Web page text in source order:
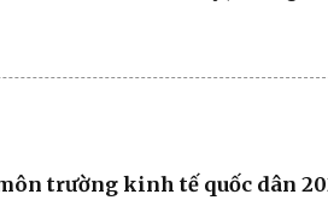
trường kinh tế quốc dân